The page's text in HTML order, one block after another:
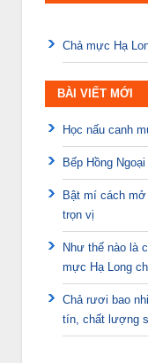
Chả mực Hạ
BÀI VIẾT MỚI
Học nấu canh
Bếp Hồng
Bật mí cách
trọn vị
Như thế nào là
mực Hạ Long
Chả rươi bao
tín, chất lượng